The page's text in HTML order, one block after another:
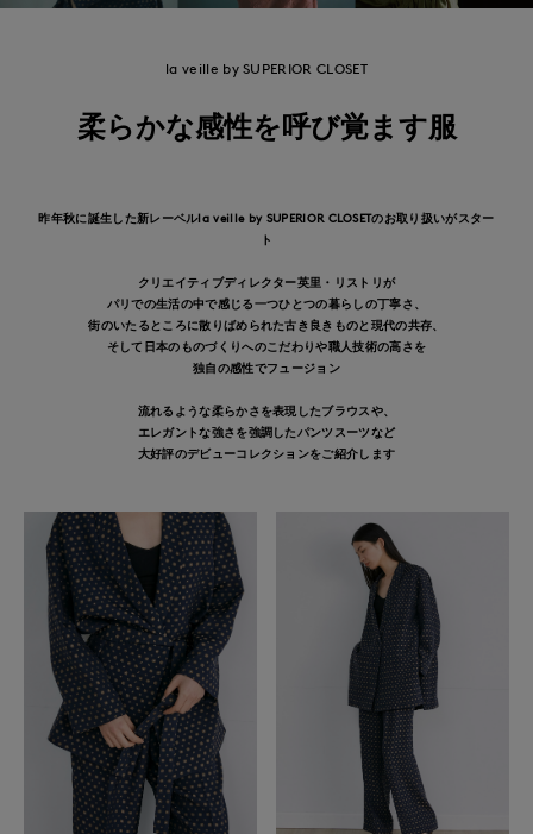
la veille by SUPERIOR CLOSET
柔らかな感性を呼び覚ます服
昨年秋に誕生した新レーベルla veille by SUPERIOR CLOSETのお取り扱いがスター
ト
クリエイティブディレクター英里・リストリが
パリでの生活の中で感じる一つひとつの暮らしの丁寧さ、
街のいたるところに散りばめられた古き良きものと現代の共存、
そして日本のものづくりへのこだわりや職人技術の高さを
独自の感性でフュージョン
流れるような柔らかさを表現したブラウスや、
エレガントな強さを強調したパンツスーツなど
大好評のデビューコレクションをご紹介します